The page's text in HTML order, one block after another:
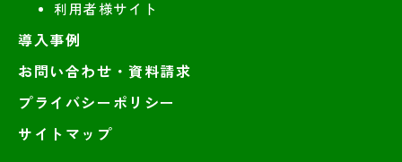
利用者様サイト
導入事例
お問い合わせ・資料請求
プライバシーポリシー
サイトマップ